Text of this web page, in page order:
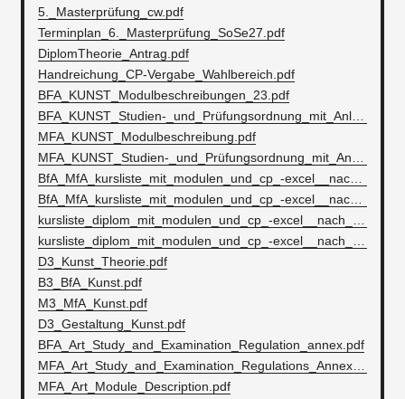
5._Masterprüfung_cw.pdf
Terminplan_6._Masterprüfung_SoSe27.pdf
DiplomTheorie_Antrag.pdf
Handreichung_CP-Vergabe_Wahlbereich.pdf
BFA_KUNST_Modulbeschreibungen_23.pdf
BFA_KUNST_Studien-_und_Prüfungsordnung_mit_Anlagen.pdf
MFA_KUNST_Modulbeschreibung.pdf
MFA_KUNST_Studien-_und_Prüfungsordnung_mit_Anhang.pdf
BfA_MfA_kursliste_mit_modulen_und_cp_-excel__nach_spalten_sortier.._.pdf
BfA_MfA_kursliste_mit_modulen_und_cp_-excel__nach_spalten_sortier.._.xlsx
kursliste_diplom_mit_modulen_und_cp_-excel__nach_spalten_sortierbar_(1).pdf
kursliste_diplom_mit_modulen_und_cp_-excel__nach_spalten_sortierbar_(1).xlsx
D3_Kunst_Theorie.pdf
B3_BfA_Kunst.pdf
M3_MfA_Kunst.pdf
D3_Gestaltung_Kunst.pdf
BFA_Art_Study_and_Examination_Regulation_annex.pdf
MFA_Art_Study_and_Examination_Regulations_Annex.pdf
MFA_Art_Module_Description.pdf